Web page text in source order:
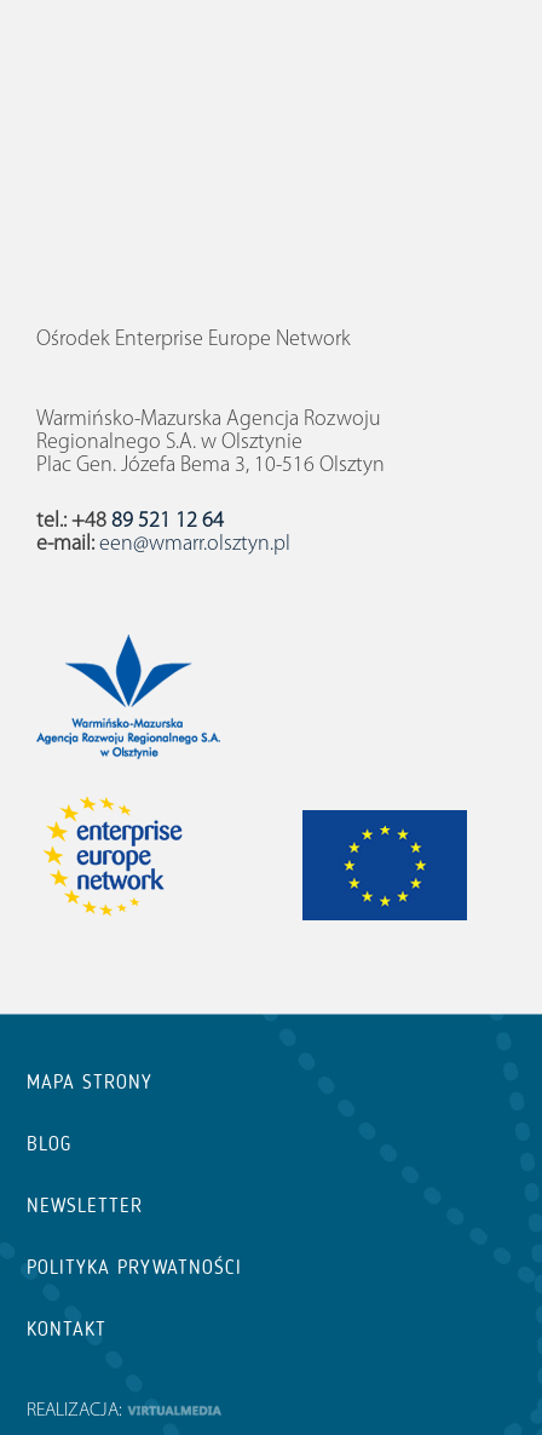
Ośrodek Enterprise Europe Network
Warmińsko-Mazurska Agencja Rozwoju
Regionalnego S.A. w Olsztynie
Plac Gen. Józefa Bema 3, 10-516 Olsztyn
tel.: +48 89 521 12 64
e-mail: een@wmarr.olsztyn.pl
MAPA STRONY
BLOG
NEWSLETTER
POLITYKA PRYWATNOŚCI
KONTAKT
REALIZACJA: